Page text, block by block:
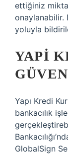
ettiğiniz
onaylanabilir.
yoluyla
YAPI
Yapı Kredi
bankacılık
GlobalSign